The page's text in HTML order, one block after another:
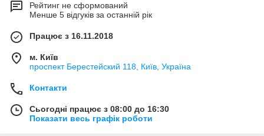
Рейтинг не сформований
Менше 5 відгуків за останній рік
Працює з 16.11.2018
м. Київ
проспект Берестейский 118, Київ, Україна
Контакти
Сьогодні працює з 08:00 до 16:30
Показати весь графік роботи